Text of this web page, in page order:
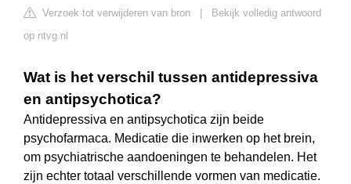
Verzoek tot verwijderen van bron
Bekijk volledig antwoord
op ntvg.nl
Wat is het verschil tussen antidepressiva
en antipsychotica?
Antidepressiva en antipsychotica zijn beide
psychofarmaca. Medicatie die inwerken op het brein,
om psychiatrische aandoeningen te behandelen. Het
zijn echter totaal verschillende vormen van medicatie.